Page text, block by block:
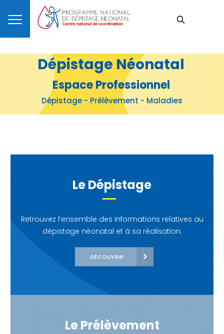
Dépistage Néonatal
Espace Professionnel
Dépistage - Prélèvement - Maladies
Le Dépistage
Retrouvez l’ensemble des informations relatives au
dépistage néonatal et à sa réalisation.
DÉCOUVRIR
Le Prélèvement